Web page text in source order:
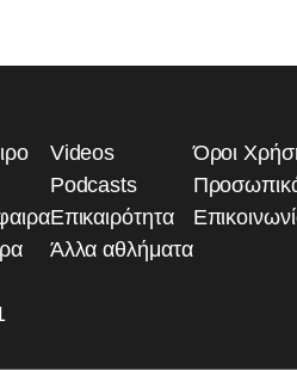
Videos
Podcasts
Επικαιρότητα
Άλλα αθλήματα
Όροι